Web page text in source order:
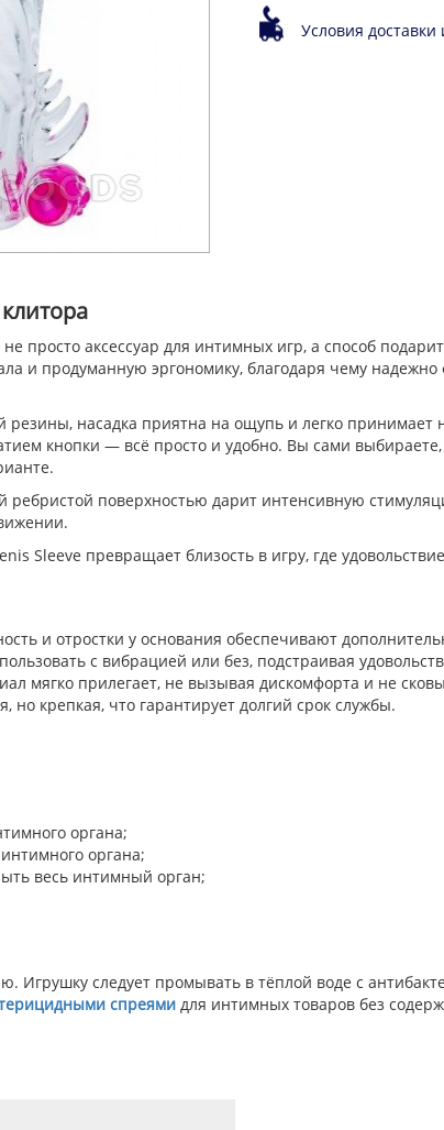
Условия доставки
не просто аксессуар для интимных игр, а способ
и продуманную эргономику, благодаря чему надежно
резины, насадка приятна на ощупь и легко
кнопки — всё просто и удобно. Вы сами
поверхностью дарит интенсивную
Sleeve превращает близость в игру, где
и отростки у основания обеспечивают
с вибрацией или без, подстраивая
мягко прилегает, не вызывая дискомфорта и не
но крепкая, что гарантирует долгий срок службы.
органа;
органа;
весь интимный орган;
Игрушку следует промывать в тёплой воде с
спреями для интимных товаров без